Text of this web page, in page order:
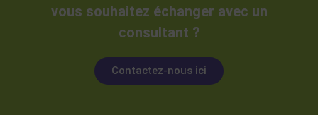
vous souhaitez échanger avec un
consultant ?
Contactez-nous ici